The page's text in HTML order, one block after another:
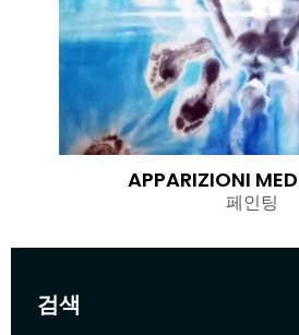
검색
APPARIZIONI
페인팅